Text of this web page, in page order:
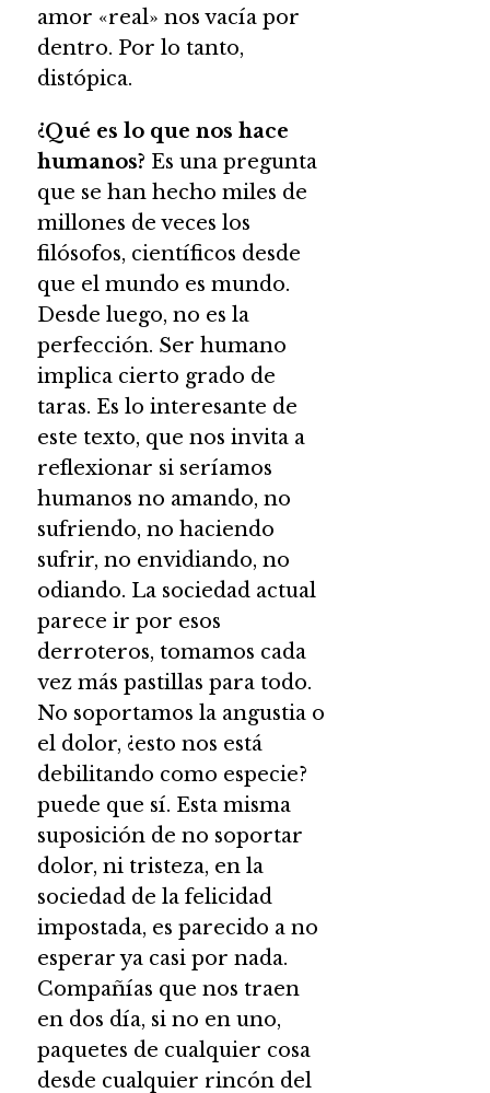
amor «real» nos vacía por
dentro. Por lo tanto,
distópica.
¿Qué es lo que nos hace
humanos? Es una pregunta
que se han hecho miles de
millones de veces los
filósofos, científicos desde
que el mundo es mundo.
Desde luego, no es la
perfección. Ser humano
implica cierto grado de
taras. Es lo interesante de
este texto, que nos invita a
reflexionar si seríamos
humanos no amando, no
sufriendo, no haciendo
sufrir, no envidiando, no
odiando. La sociedad actual
parece ir por esos
derroteros, tomamos cada
vez más pastillas para todo.
No soportamos la angustia o
el dolor, ¿esto nos está
debilitando como especie?
puede que sí. Esta misma
suposición de no soportar
dolor, ni tristeza, en la
sociedad de la felicidad
impostada, es parecido a no
esperar ya casi por nada.
Compañías que nos traen
en dos día, si no en uno,
paquetes de cualquier cosa
desde cualquier rincón del